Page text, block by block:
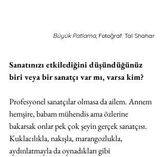
Büyük Patlama, Fotoğraf: Tal Shahar
Sanatınızı etkilediğini düşündüğünüz
biri veya bir sanatçı var mı, varsa kim?
Profesyonel sanatçılar olmasa da ailem. Annem
hemşire, babam mühendis ama özlerine
bakarsak onlar pek çok şeyin gerçek sanatçısı.
Kuklacılıkla, nakışla, marangozlukla,
aydınlatmayla da oynadıkları gibi